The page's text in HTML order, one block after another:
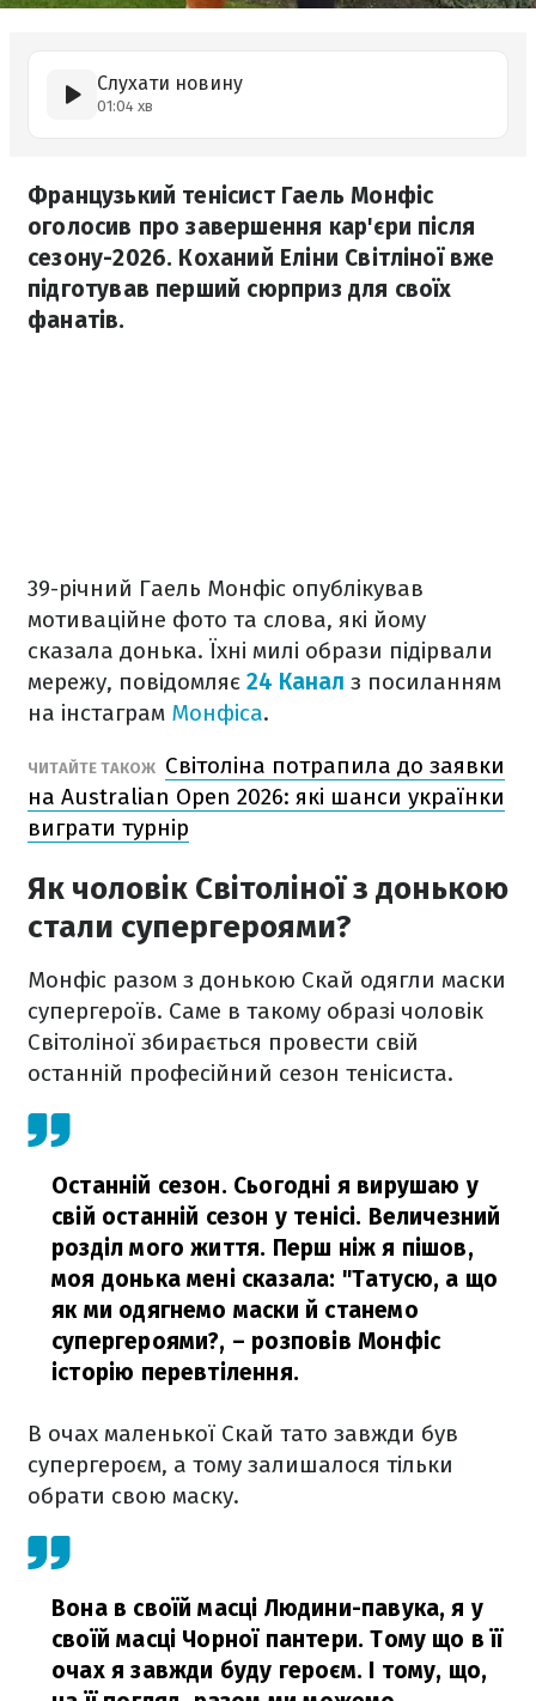
Слухати новину
01:04 хв
Французький тенісист Гаель Монфіс
оголосив про завершення кар'єри після
сезону-2026. Коханий Еліни Світліної вже
підготував перший сюрприз для своїх
фанатів.
39-річний Гаель Монфіс опублікував
мотиваційне фото та слова, які йому
сказала донька. Їхні милі образи підірвали
мережу, повідомляє 24 Канал з посиланням
на інстаграм Монфіса.
ЧИТАЙТЕ ТАКОЖ Світоліна потрапила до заявки
на Australian Open 2026: які шанси українки
виграти турнір
Як чоловік Світоліної з донькою
стали супергероями?
Монфіс разом з донькою Скай одягли маски
супергероїв. Саме в такому образі чоловік
Світоліної збирається провести свій
останній професійний сезон тенісиста.
Останній сезон. Сьогодні я вирушаю у
свій останній сезон у тенісі. Величезний
розділ мого життя. Перш ніж я пішов,
моя донька мені сказала: "Татусю, а що
як ми одягнемо маски й станемо
супергероями?, – розповів Монфіс
історію перевтілення.
В очах маленької Скай тато завжди був
супергероєм, а тому залишалося тільки
обрати свою маску.
Вона в своїй масці Людини-павука, я у
своїй масці Чорної пантери. Тому що в її
очах я завжди буду героєм. І тому, що,